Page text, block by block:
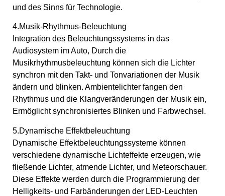
und des Sinns für Technologie.
4.Musik-Rhythmus-Beleuchtung
Integration des Beleuchtungssystems in das
Audiosystem im Auto, Durch die
Musikrhythmusbeleuchtung können sich die Lichter
synchron mit den Takt- und Tonvariationen der Musik
ändern und blinken. Ambientelichter fangen den
Rhythmus und die Klangveränderungen der Musik ein,
Ermöglicht synchronisiertes Blinken und Farbwechsel.
5.Dynamische Effektbeleuchtung
Dynamische Effektbeleuchtungssysteme können
verschiedene dynamische Lichteffekte erzeugen, wie
fließende Lichter, atmende Lichter, und Meteorschauer.
Diese Effekte werden durch die Programmierung der
Helligkeits- und Farbänderungen der LED-Leuchten